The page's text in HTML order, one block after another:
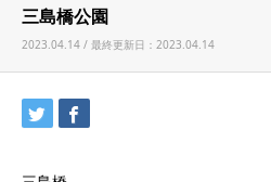
三島橋公園
2023.04.14 / 最終更新日：2023.04.14